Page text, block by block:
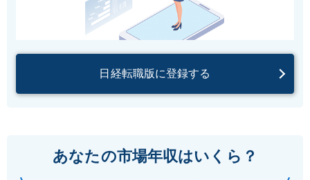
日経転職版に登録する
あなたの市場年収はいくら？